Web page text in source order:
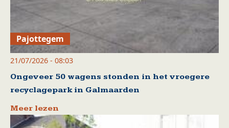
Pajottegem
21/07/2026 - 08:03
Ongeveer 50 wagens stonden in het vroegere
recyclagepark in Galmaarden
Meer lezen